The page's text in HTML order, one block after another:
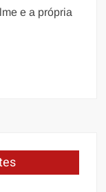
e a própria